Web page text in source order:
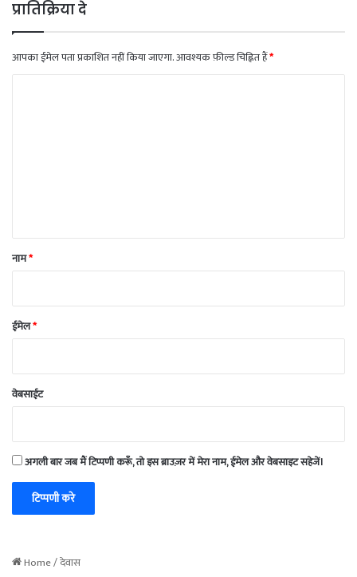
प्रातिक्रिया दे
आपका ईमेल पता प्रकाशित नहीं किया जाएगा.आवश्यक फ़ील्ड चिह्नित हैं*
नाम*
ईमेल*
वेबसाईट
अगली बार जब मैं टिप्पणी करूँ, तो इस ब्राउज़र में मेरा नाम, ईमेल और वेबसाइट सहेजें।